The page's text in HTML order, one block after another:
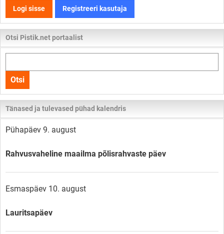
Logi sisse Registreeri kasutaja
Otsi Pistik.net portaalist
kogu
lehelt
Otsi
Tänased ja tulevased pühad kalendris
Pühapäev 9. august
Rahvusvaheline maailma põlisrahvaste päev
Esmaspäev 10. august
Lauritsapäev